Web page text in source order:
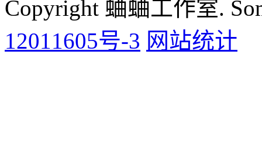
Copyright 蛐蛐工作室.
12011605号-3 网站统计